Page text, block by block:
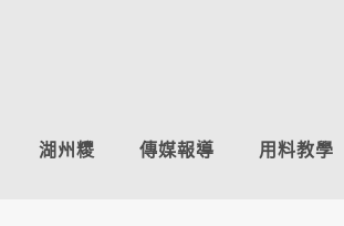
湖州糭 傳媒報導 用料教學